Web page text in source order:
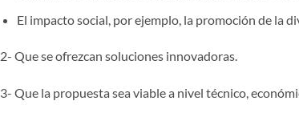
El impacto social, por ejemplo, la promoción de la
2- Que se ofrezcan soluciones innovadoras.
3- Que la propuesta sea viable a nivel técnico,